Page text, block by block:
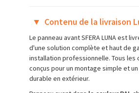
▼ Contenu de la livraison
Le panneau avant SFERA LUNA est
d'une solution complète et haut de
installation professionnelle. Tous les
conçus pour un montage simple et
durable en extérieur.